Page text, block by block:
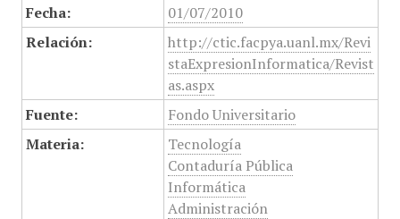
Fecha:
01/07/2010
Relación:
http://ctic.facpya.uanl.mx/Revi
staExpresionInformatica/Revist
as.aspx
Fuente:
Fondo Universitario
Materia:
Tecnología
Contaduría Pública
Informática
Administración